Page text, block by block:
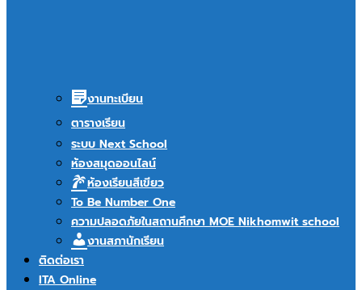
งานทะเบียน
ตารางเรียน
ระบบ Next School
ห้องสมุดออนไลน์
ห้องเรียนสีเขียว
To Be Number One
ความปลอดภัยในสถานศึกษา MOE Nikhomwit school
งานสภานักเรียน
ติดต่อเรา
ITA Online